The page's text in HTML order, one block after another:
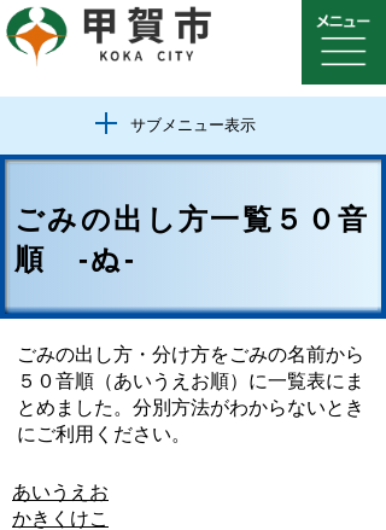
サブメニュー表示
ごみの出し方一覧５０音
順 -ぬ-
ごみの出し方・分け方をごみの名前から
５０音順（あいうえお順）に一覧表にま
とめました。分別方法がわからないとき
にご利用ください。
あい う え お
かき く けこ